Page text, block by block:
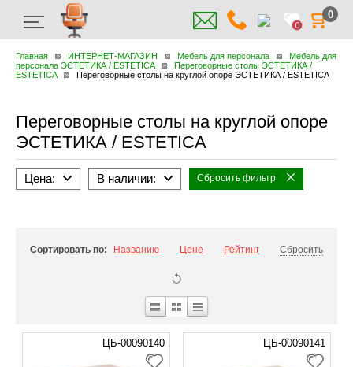
0
0
Главная ИНТЕРНЕТ-МАГАЗИН Мебель для персонала
Мебель для
персонала ЭСТЕТИКА / ESTETICA
Переговорные столы ЭСТЕТИКА /
ESTETICA
Переговорные столы на круглой опоре ЭСТЕТИКА / ESTETICA
Переговорные столы на круглой опоре
ЭСТЕТИКА / ESTETICA
Цена: В наличии: Сбросить фильтр
Сортировать по: Названию Цене Рейтинг Сбросить
ЦБ-00090140 ЦБ-00090141